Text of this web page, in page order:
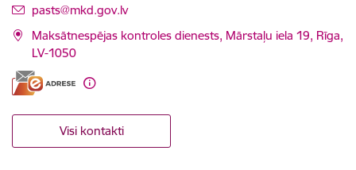
E-pasts:
pasts@mkd.gov.lv
Maksātnespējas kontroles dienests, Mārstaļu iela 19, Rīga,
LV-1050
Visi kontakti